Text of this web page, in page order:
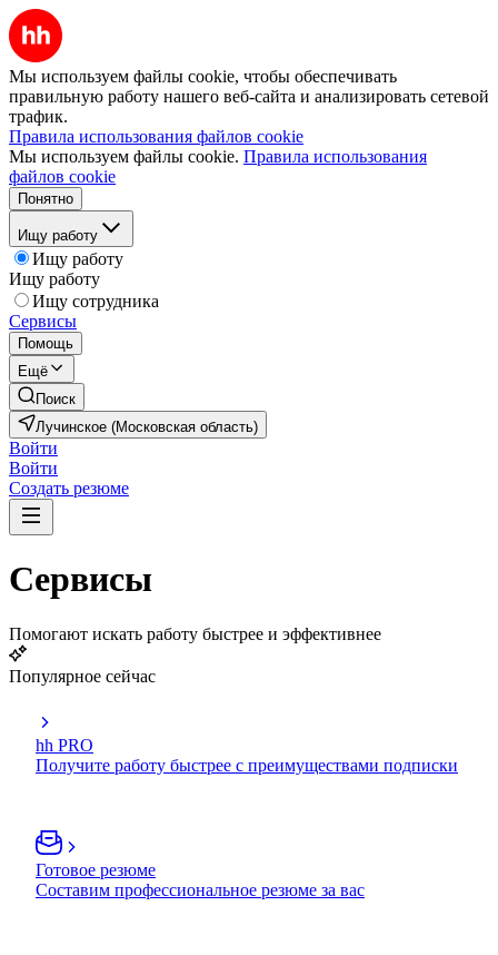
Мы используем файлы cookie, чтобы обеспечивать
правильную работу нашего веб-сайта и анализировать сетевой
трафик.
Правила использования файлов cookie
Мы используем файлы cookie. Правила использования
файлов cookie
Понятно
Ищу работу
Ищу работу
Ищу работу
Ищу сотрудника
Сервисы
Помощь
Ещё
Поиск
Лучинское (Московская область)
Войти
Войти
Создать резюме
Сервисы
Помогают искать работу быстрее и эффективнее
Популярное сейчас
hh PRO
Получите работу быстрее с преимуществами подписки
Готовое резюме
Составим профессиональное резюме за вас